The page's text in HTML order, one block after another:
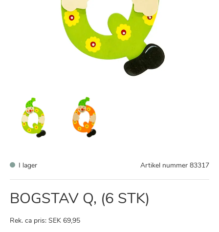
I lager Artikel nummer 83317
BOGSTAV Q, (6 STK)
Rek. ca pris: SEK 69,95